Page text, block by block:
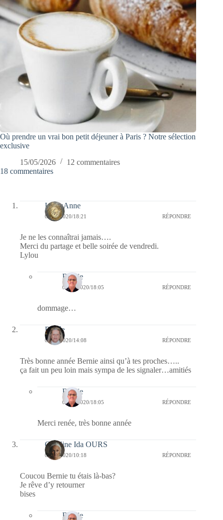
Où prendre un vrai bon petit déjeuner à Paris ? Notre sélection
exclusive
15/05/2026
12 commentaires
18 commentaires
LylouAnne
03/01/2020/18:21 RÉPONDRE
Je ne les connaîtrai jamais….
Merci du partage et belle soirée de vendredi.
Lylou
Bernie
05/01/2020/18:05 RÉPONDRE
dommage…
Renée
03/01/2020/14:08 RÉPONDRE
Très bonne année Bernie ainsi qu’à tes proches…..
ça fait un peu loin mais sympa de les signaler…amitiés
Bernie
05/01/2020/18:05 RÉPONDRE
Merci renée, très bonne année
Caroline Ida OURS
03/01/2020/10:18 RÉPONDRE
Coucou Bernie tu étais là-bas?
Je rêve d’y retourner
bises
Bernie